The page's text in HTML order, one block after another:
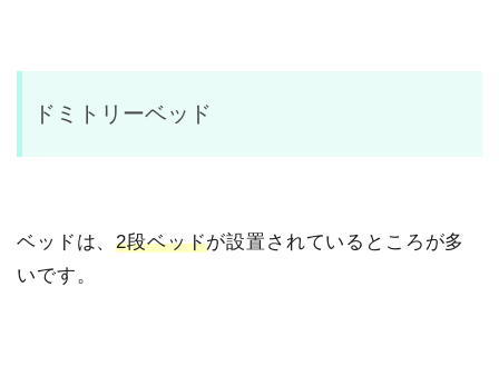
ドミトリーベッド
ベッドは、2段ベッドが設置されているところが多
いです。